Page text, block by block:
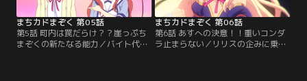
供：バンダイチャンネル】
チャンネル】
まちカドまぞく 第05話
第5話 町内は罠だらけ？？崖っぷち
まぞくの新たなる能力／バイト代で
まちカドまぞく 第06話
第6話 あすへの決意！！重いコンダ
ラ止まらない／リリスの企みに乗せ